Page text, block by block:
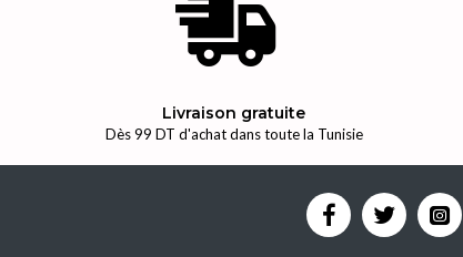
Livraison gratuite
Dès 99 DT d'achat dans toute la Tunisie